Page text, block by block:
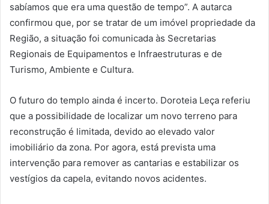
sabíamos que era uma questão de tempo”. A autarca
confirmou que, por se tratar de um imóvel propriedade da
Região, a situação foi comunicada às Secretarias
Regionais de Equipamentos e Infraestruturas e de
Turismo, Ambiente e Cultura.
O futuro do templo ainda é incerto. Doroteia Leça referiu
que a possibilidade de localizar um novo terreno para
reconstrução é limitada, devido ao elevado valor
imobiliário da zona. Por agora, está prevista uma
intervenção para remover as cantarias e estabilizar os
vestígios da capela, evitando novos acidentes.